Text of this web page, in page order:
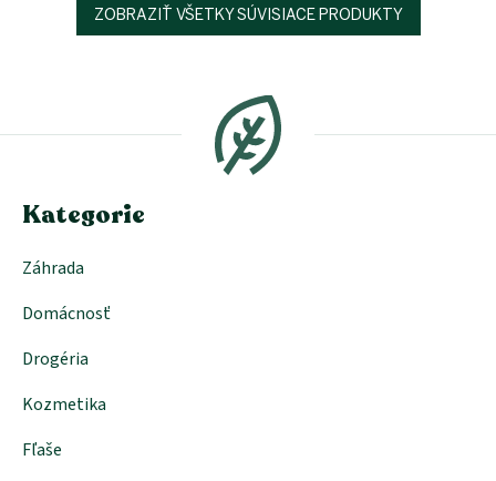
ZOBRAZIŤ VŠETKY SÚVISIACE PRODUKTY
ä
Kategorie
Záhrada
Domácnosť
Drogéria
Kozmetika
Fľaše